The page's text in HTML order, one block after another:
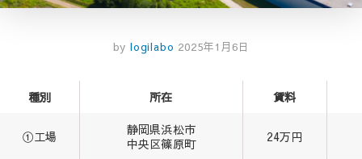
by logilabo 2025年1月6日
種別 所在 賃料
①工場
静岡県浜松市
中央区篠原町
24万円